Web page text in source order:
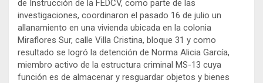
de Instrucción de la FEDCV, como parte de las
investigaciones, coordinaron el pasado 16 de julio un
allanamiento en una vivienda ubicada en la colonia
Miraflores Sur, calle Villa Cristina, bloque 31 y como
resultado se logró la detención de Norma Alicia García,
miembro activo de la estructura criminal MS-13 cuya
función es de almacenar y resguardar objetos y bienes